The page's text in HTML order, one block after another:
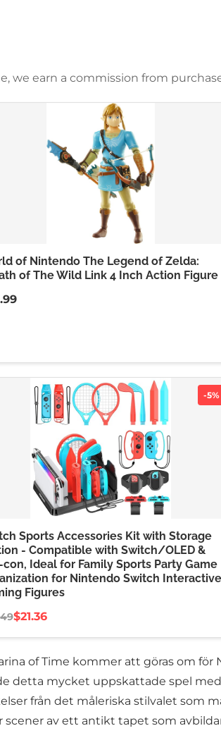
we earn a commission from
of Nintendo The Legend of Zelda:
of The Wild Link 4 Inch Action Figure
-5%
Sports Accessories Kit with Storage
- Compatible with Switch/OLED &
Ideal for Family Sports Party Game
for Nintendo Switch Interactive
Figures
$21.36
of Time kommer att göras om för
detta mycket uppskattade spel
från det måleriska stilvalet som
scener av ett antikt tapet som